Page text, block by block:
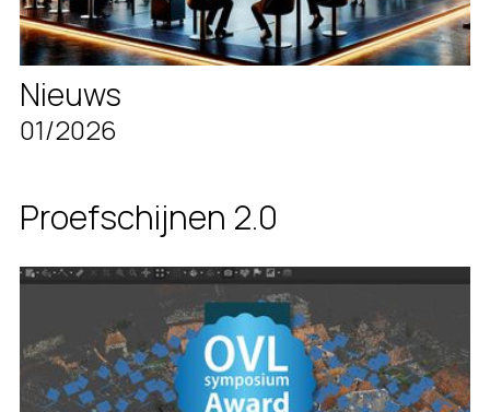
Nieuws
01/2026
Proefschijnen 2.0